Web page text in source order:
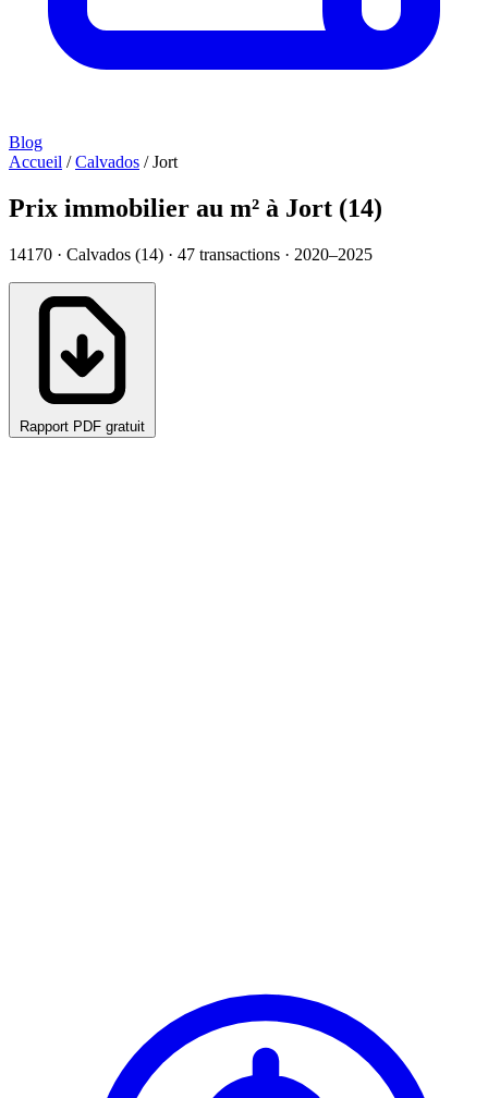
Blog
Accueil / Calvados / Jort
Prix immobilier au m² à Jort (14)
14170 · Calvados (14) · 47 transactions · 2020–2025
Rapport PDF gratuit